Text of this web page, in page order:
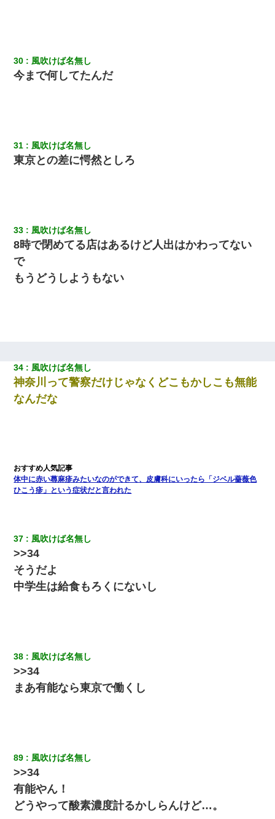
30 風吹けば名無し
今まで何してたんだ
31 風吹けば名無し
東京との差に愕然としろ
33 風吹けば名無し
8時で閉めてる店はあるけど人出はかわってない
で
もうどうしようもない
34 風吹けば名無し
神奈川って警察だけじゃなくどこもかしこも無能
なんだな
体中に赤い蕁麻疹みたいなのができて、皮膚科にいったら「ジベル薔薇色
ひこう疹」という症状だと言われた
37 風吹けば名無し
>>34
そうだよ
中学生は給食もろくにないし
38 風吹けば名無し
>>34
まあ有能なら東京で働くし
89 風吹けば名無し
>>34
有能やん！
どうやって酸素濃度計るかしらんけど…。